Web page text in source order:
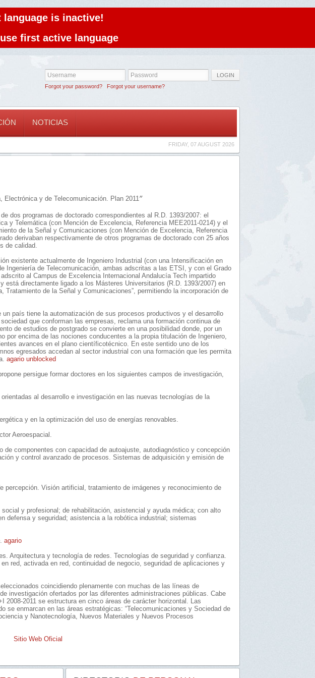
is inactive!
first active language
LOGIN
Forgot your password?
Forgot your username?
NOTICIAS
FRIDAY, 07 AUGUST 2026
Electrónica y de Telecomunicación. Plan 2011”
dos programas de doctorado correspondientes al R.D. 1393/2007: el
y Telemática (con Mención de Excelencia, Referencia MEE2011-0214) y el
de la Señal y Comunicaciones (con Mención de Excelencia, Referencia
derivaban respectivamente de otros programas de doctorado con 25 años
de calidad.
existente actualmente de Ingeniero Industrial (con una Intensificación en
Ingeniería de Telecomunicación, ambas adscritas a las ETSI, y con el Grado
al Campus de Excelencia Internacional Andalucía Tech impartido
está directamente ligado a los Másteres Universitarios (R.D. 1393/2007) en
Tratamiento de la Señal y Comunicaciones”, permitiendo la incorporación de
país tiene la automatización de sus procesos productivos y el desarrollo
que conforman las empresas, reclama una formación continua de
de estudios de postgrado se convierte en una posibilidad donde, por un
por encima de las nociones conducentes a la propia titulación de Ingeniero,
avances en el plano científicotécnico. En este sentido uno de los
egresados accedan al sector industrial con una formación que les permita
agario unblocked
persigue formar doctores en los siguientes campos de investigación,
al desarrollo e investigación en las nuevas tecnologías de la
y en la optimización del uso de energías renovables.
Aeroespacial.
de componentes con capacidad de autoajuste, autodiagnóstico y concepción
y control avanzado de procesos. Sistemas de adquisición y emisión de
percepción. Visión artificial, tratamiento de imágenes y reconocimiento de
y profesional; de rehabilitación, asistencial y ayuda médica; con alto
defensa y seguridad; asistencia a la robótica industrial; sistemas
agario
Arquitectura y tecnología de redes. Tecnologías de seguridad y confianza.
red, activada en red, continuidad de negocio, seguridad de aplicaciones y
coincidiendo plenamente con muchas de las líneas de
investigación ofertados por las diferentes administraciones públicas. Cabe
2008-2011 se estructura en cinco áreas de carácter horizontal. Las
se enmarcan en las áreas estratégicas: “Telecomunicaciones y Sociedad de
y Nanotecnología, Nuevos Materiales y Nuevos Procesos
Sitio Web Oficial